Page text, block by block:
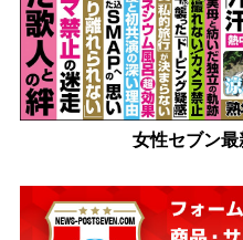
女性セブン